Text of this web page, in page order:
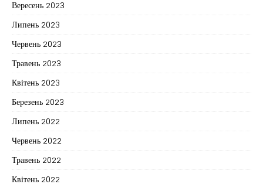
Вересень 2023
Липень 2023
Червень 2023
Травень 2023
Квітень 2023
Березень 2023
Липень 2022
Червень 2022
Травень 2022
Квітень 2022